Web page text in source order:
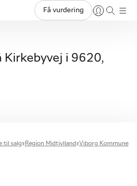
Få vurdering
Kirkebyvej i 9620,
til salg Region Midtjylland Viborg Kommune